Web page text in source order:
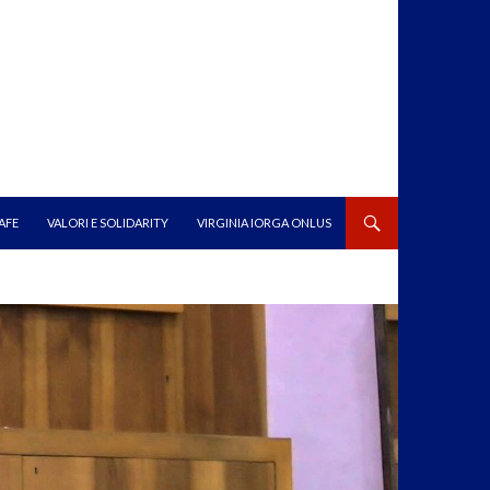
VALORI E SOLIDARITY VIRGINIA IORGA ONLUS